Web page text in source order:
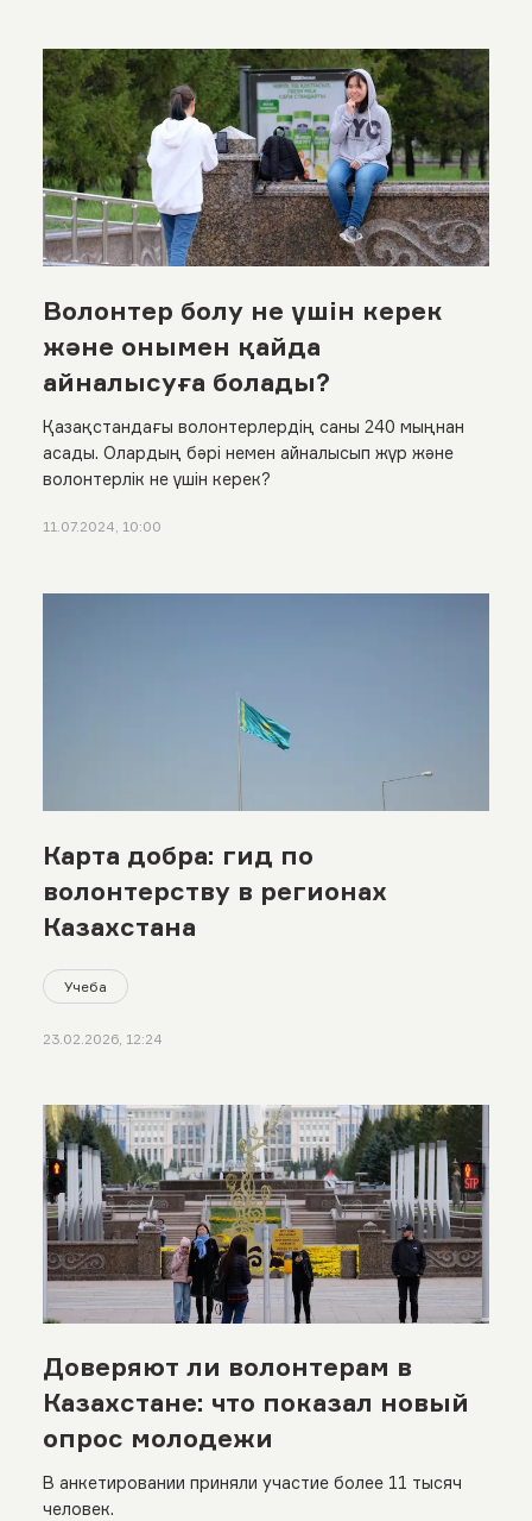
Волонтер болу не үшін керек
және онымен қайда
айналысуға болады?
Қазақстандағы волонтерлердің саны 240 мыңнан
асады. Олардың бәрі немен айналысып жүр және
волонтерлік не үшін керек?
11.07.2024, 10:00
Карта добра: гид по
волонтерству в регионах
Казахстана
Учеба
23.02.2026, 12:24
Доверяют ли волонтерам в
Казахстане: что показал новый
опрос молодежи
В анкетировании приняли участие более 11 тысяч
человек.